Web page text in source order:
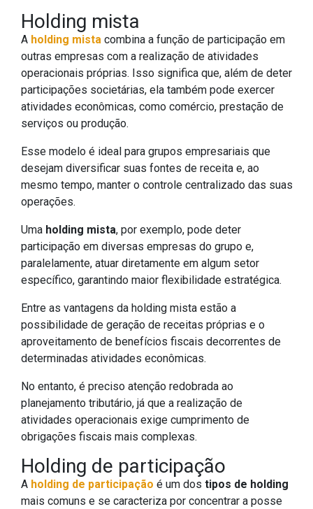
Holding mista
A holding mista combina a função de participação em
outras empresas com a realização de atividades
operacionais próprias. Isso significa que, além de deter
participações societárias, ela também pode exercer
atividades econômicas, como comércio, prestação de
serviços ou produção.
Esse modelo é ideal para grupos empresariais que
desejam diversificar suas fontes de receita e, ao
mesmo tempo, manter o controle centralizado das suas
operações.
Uma holding mista, por exemplo, pode deter
participação em diversas empresas do grupo e,
paralelamente, atuar diretamente em algum setor
específico, garantindo maior flexibilidade estratégica.
Entre as vantagens da holding mista estão a
possibilidade de geração de receitas próprias e o
aproveitamento de benefícios fiscais decorrentes de
determinadas atividades econômicas.
No entanto, é preciso atenção redobrada ao
planejamento tributário, já que a realização de
atividades operacionais exige cumprimento de
obrigações fiscais mais complexas.
Holding de participação
A holding de participação é um dos tipos de holding
mais comuns e se caracteriza por concentrar a posse